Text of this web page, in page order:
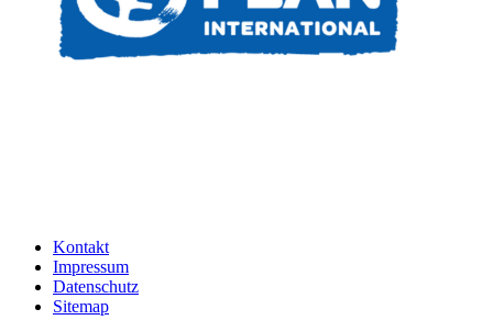
Kontakt
Impressum
Datenschutz
Sitemap